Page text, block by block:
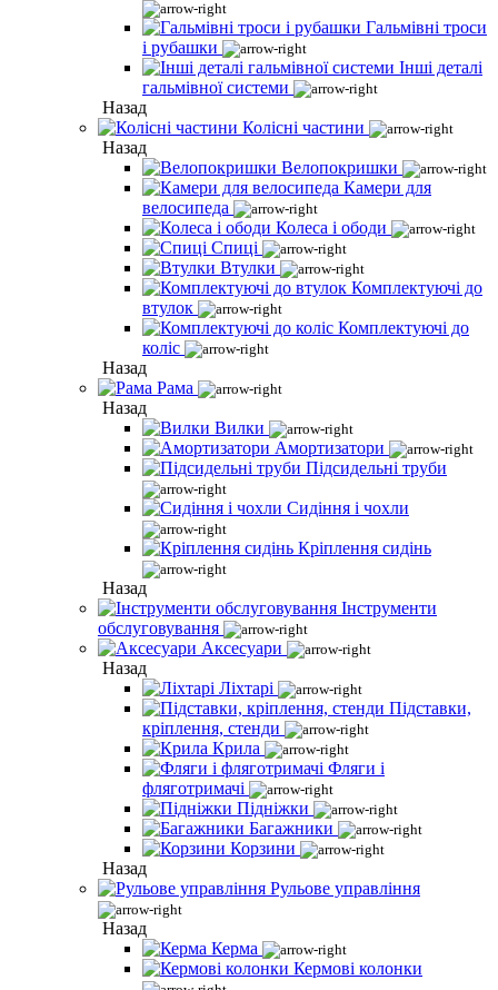
Гальмівні троси
і рубашки
Інші деталі
гальмівної системи
Назад
Колісні частини
Назад
Велопокришки
Камери для
велосипеда
Колеса і ободи
Спиці
Втулки
Комплектуючі до
втулок
Комплектуючі до
коліс
Назад
Рама
Назад
Вилки
Амортизатори
Підсидельні труби
Сидіння і чохли
Кріплення сидінь
Назад
Інструменти
обслуговування
Аксесуари
Назад
Ліхтарі
Підставки,
кріплення, стенди
Крила
Фляги і
фляготримачі
Підніжки
Багажники
Корзини
Назад
Рульове управління
Назад
Керма
Кермові колонки